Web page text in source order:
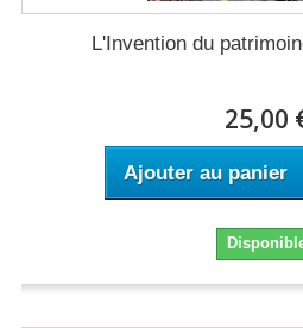
L'Invention du
25,00
Ajouter au panier